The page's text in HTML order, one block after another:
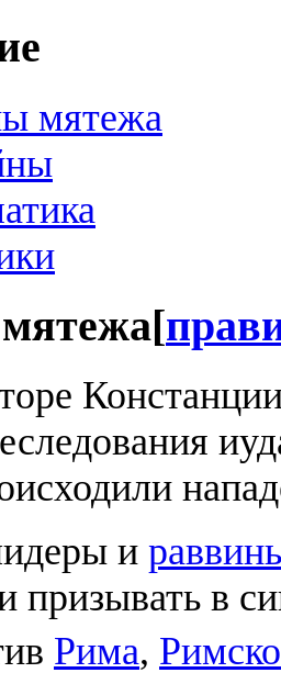
мятежа
[
и
призывать в
Рима,